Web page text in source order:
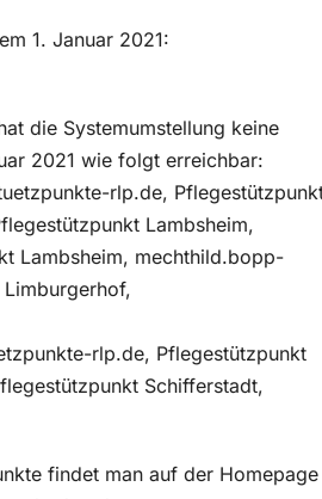
1. Januar 2021:
die Systemumstellung keine
2021 wie folgt erreichbar:
rlp.de,
Lambsheim,
Lambsheim, mechthild.bopp-
rlp.de, Pflegestützpunkt
Schifferstadt,
findet man auf der